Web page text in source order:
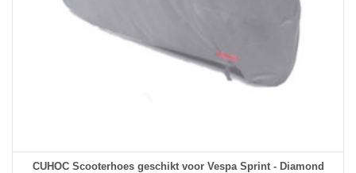
CUHOC Scooterhoes geschikt voor Vespa Sprint - Diamond